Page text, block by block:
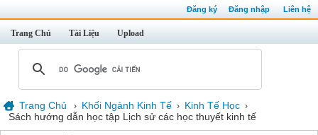
Đăng ký Đăng nhập Liên hệ
Trang Chủ Tài Liệu Upload
Trang Chủ › Khối Ngành Kinh Tế › Kinh Tế Học ›
Sách hướng dẫn học tập Lịch sử các học thuyết kinh tế